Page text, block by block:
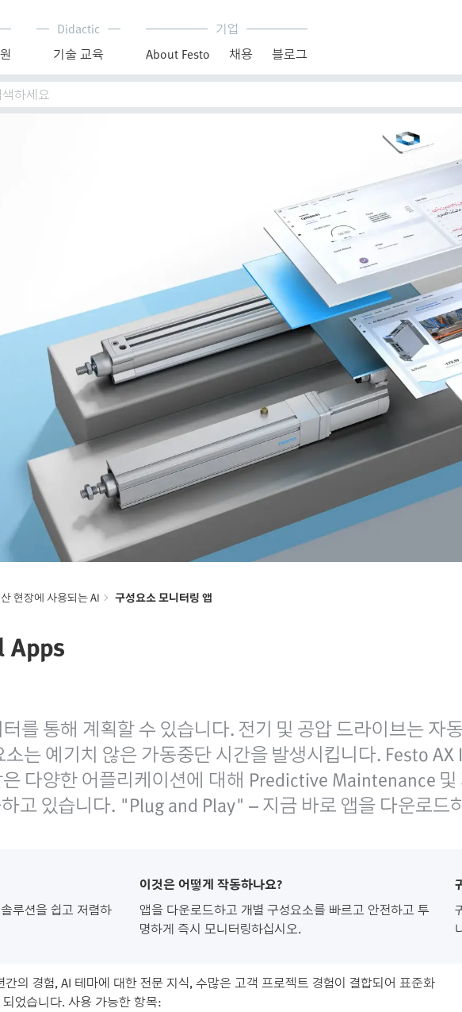
Didactic
기술 교육
기업
About Festo
채용 블로그
현장에 사용되는 AI 구성요소 모니터링 앱
Apps
를 통해 계획할 수 있습니다. 전기 및 공압 드라이브는 자
는 예기치 않은 가동중단 시간을 발생시킵니다. Festo
다양한 어플리케이션에 대해 Predictive Maintenance
고 있습니다. "Plug and Play" – 지금 바로 앱을 다운로드
루션을 쉽고 저렴하
이것은 어떻게 작동하나요?
앱을 다운로드하고 개별 구성요소를 빠르고 안전하고 투
명하게 즉시 모니터링하십시오.
의 경험, AI 테마에 대한 전문 지식, 수많은 고객 프로젝트 경험이 결합되어 표준화
었습니다. 사용 가능한 항목: